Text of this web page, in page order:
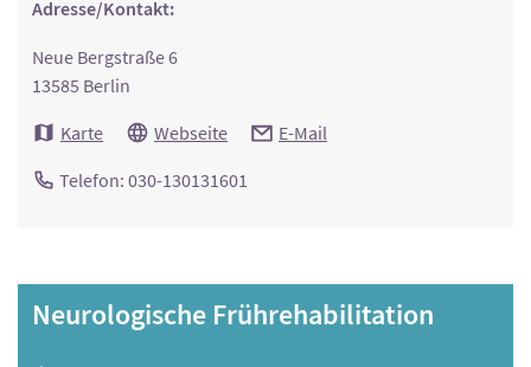
Adresse/Kontakt:
Neue Bergstraße 6
13585 Berlin
Karte
Webseite E-Mail
Telefon: 030-130131601
Neurologische Frührehabilitation